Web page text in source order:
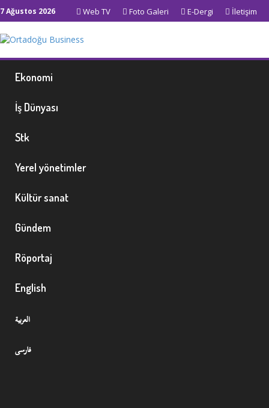
7 Ağustos 2026 Web TV Foto Galeri E-Dergi İletişim
Ekonomi
İş Dünyası
Stk
Yerel yönetimler
Kültür sanat
Gündem
Röportaj
English
العربية
فارسی